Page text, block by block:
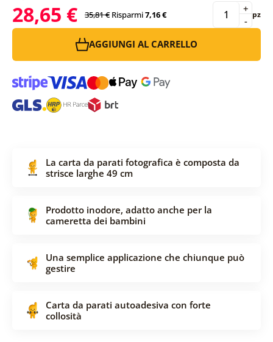
28,65 € 35,81 € Risparmi7,16 € -
+ pz
AGGIUNGI AL CARRELLO
La carta da parati fotografica è composta da
strisce larghe 49 cm
Prodotto inodore, adatto anche per la
cameretta dei bambini
Una semplice applicazione che chiunque può
gestire
Carta da parati autoadesiva con forte
collosità